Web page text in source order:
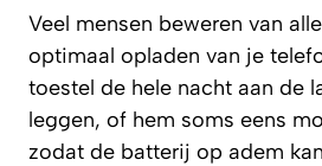
Veel mensen beweren van
optimaal opladen van je
toestel de hele nacht aan de
leggen, of hem soms eens
zodat de batterij op adem